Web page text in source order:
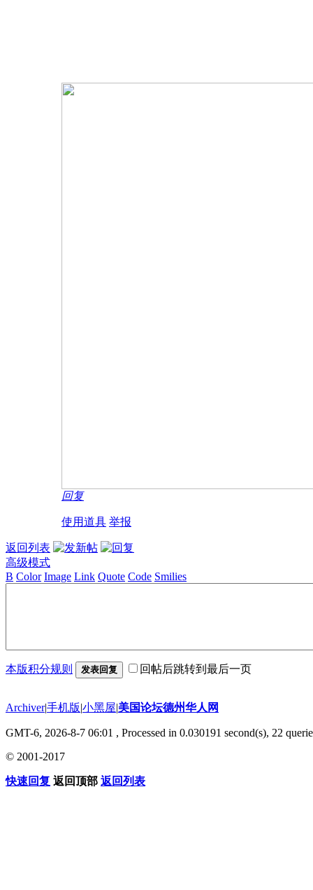
回复
使用道具 举报
返回列表
高级模式
B Color Image Link Quote Code Smilies
本版积分规则 发表回复 回帖后跳转到最后一页
Archiver|手机版|小黑屋|美国论坛德州华人网
GMT-6, 2026-8-7 06:01 , Processed in 0.030191 second(s), 22
© 2001-2017
快速回复 返回顶部 返回列表